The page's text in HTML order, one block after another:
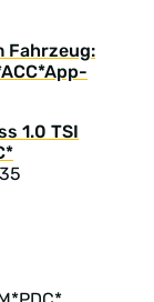
Fahrzeug: